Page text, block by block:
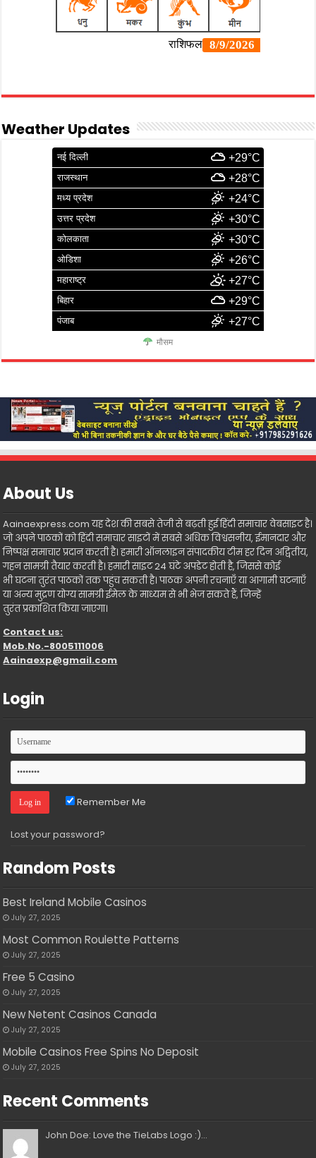
Weather Updates
नई दिल्ली +29°C
राजस्थान +28°C
मध्य प्रदेश +24°C
उत्तर प्रदेश +30°C
कोलकाता +30°C
ओडिशा +26°C
महाराष्ट्र +27°C
बिहार +29°C
पंजाब +27°C
मौसम
About Us
Aainaexpress.com यह देश की सबसे तेजी से बढ़ती हुई हिंदी समाचार वेबसाइट है।
जो अपने पाठकों को हिंदी समाचार साइटों में सबसे अधिक विश्वसनीय, ईमानदार और
निष्पक्ष समाचार प्रदान करती है। हमारी ऑनलाइन संपादकीय टीम हर दिन अद्वितीय,
गहन सामग्री तैयार करती है। हमारी साइट 24 घंटे अपडेट होती है, जिससे कोई
भी घटना तुरंत पाठकों तक पहुंच सकती है। पाठक अपनी रचनाएँ या आगामी घटनाएँ
या अन्य मुद्रण योग्य सामग्री ईमेल के माध्यम से भी भेज सकते हैं, जिन्हें
तुरंत प्रकाशित किया जाएगा।
Contact us:
Mob.No.-8005111006
Aainaexp@gmail.com
Login
Remember Me
Lost your password?
Random Posts
Best Ireland Mobile Casinos
July 27, 2025
Most Common Roulette Patterns
July 27, 2025
Free 5 Casino
July 27, 2025
New Netent Casinos Canada
July 27, 2025
Mobile Casinos Free Spins No Deposit
July 27, 2025
Recent Comments
John Doe: Love the TieLabs Logo :)...